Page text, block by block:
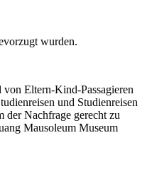
wurden.
Eltern-Kind-Passagieren
und Studienreisen
der Nachfrage gerecht zu
Mausoleum Museum